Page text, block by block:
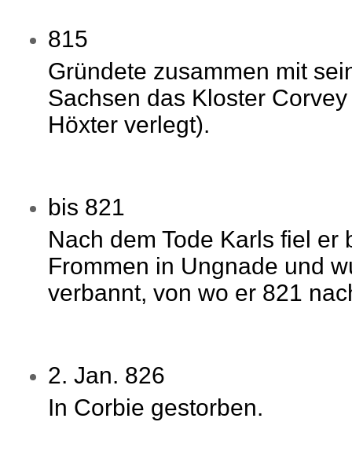
815
Gründete zusammen mit
Sachsen das Kloster
Höxter verlegt).
bis 821
Nach dem Tode Karls fiel er
Frommen in Ungnade und
verbannt, von wo er 821
2. Jan. 826
In Corbie gestorben.